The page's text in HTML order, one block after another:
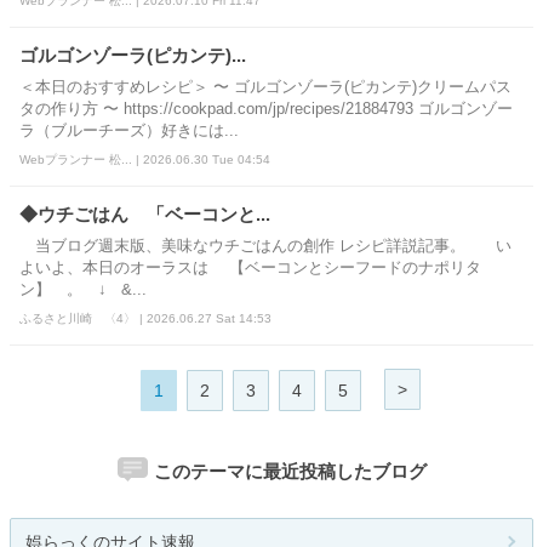
ゴルゴンゾーラ(ピカンテ)...
＜本日のおすすめレシピ＞ 〜 ゴルゴンゾーラ(ピカンテ)クリームパス
タの作り方 〜 https://cookpad.com/jp/recipes/21884793 ゴルゴンゾー
ラ（ブルーチーズ）好きには...
Webプランナー 松... | 2026.06.30 Tue 04:54
◆ウチごはん 「ベーコンと...
当ブログ週末版、美味なウチごはんの創作 レシピ詳説記事。 い
よいよ、本日のオーラスは 【ベーコンとシーフードのナポリタ
ン】 。 ↓ &...
ふるさと川崎 〈4〉 | 2026.06.27 Sat 14:53
1 2 3 4 5 >
このテーマに最近投稿したブログ
娯らっくのサイト速報